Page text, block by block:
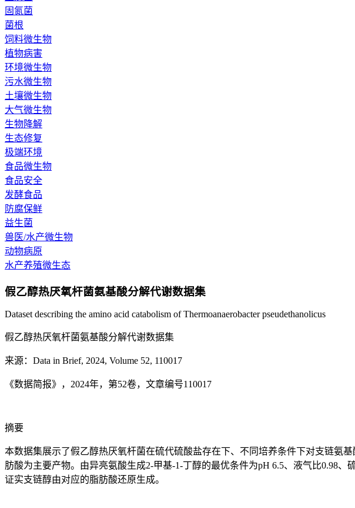
固氮菌
菌根
饲料微生物
植物病害
环境微生物
污水微生物
土壤微生物
大气微生物
生物降解
生态修复
极端环境
食品微生物
食品安全
发酵食品
防腐保鲜
益生菌
兽医/水产微生物
动物病原
水产养殖微生态
假乙醇热厌氧杆菌氨基酸分解代谢数据集
Dataset describing the amino acid catabolism of Thermoanaerobacter pseudethanolicus
假乙醇热厌氧杆菌氨基酸分解代谢数据集
来源：Data in Brief, 2024, Volume 52, 110017
《数据简报》，2024年，第52卷，文章编号110017
摘要
本数据集展示了假乙醇热厌氧杆菌在硫代硫酸盐存在下、不同培养条件下对支链氨
肪酸为主要产物。由异亮氨酸生成2-甲基-1-丁醇的最优条件为pH 6.5、液气比0.98
证实支链醇由对应的脂肪酸还原生成。